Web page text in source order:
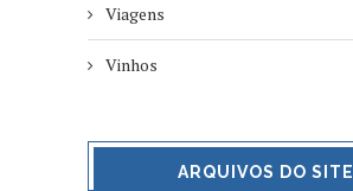
Viagens
Vinhos
ARQUIVOS DO SITE